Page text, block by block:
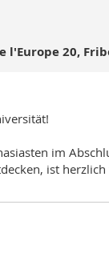
l'Europe 20,
im
ist